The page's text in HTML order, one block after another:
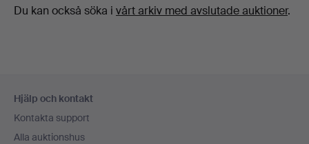
Du kan också söka i vårt arkiv med avslutade auktioner.
Hjälp och kontakt
Kontakta support
Alla auktionshus